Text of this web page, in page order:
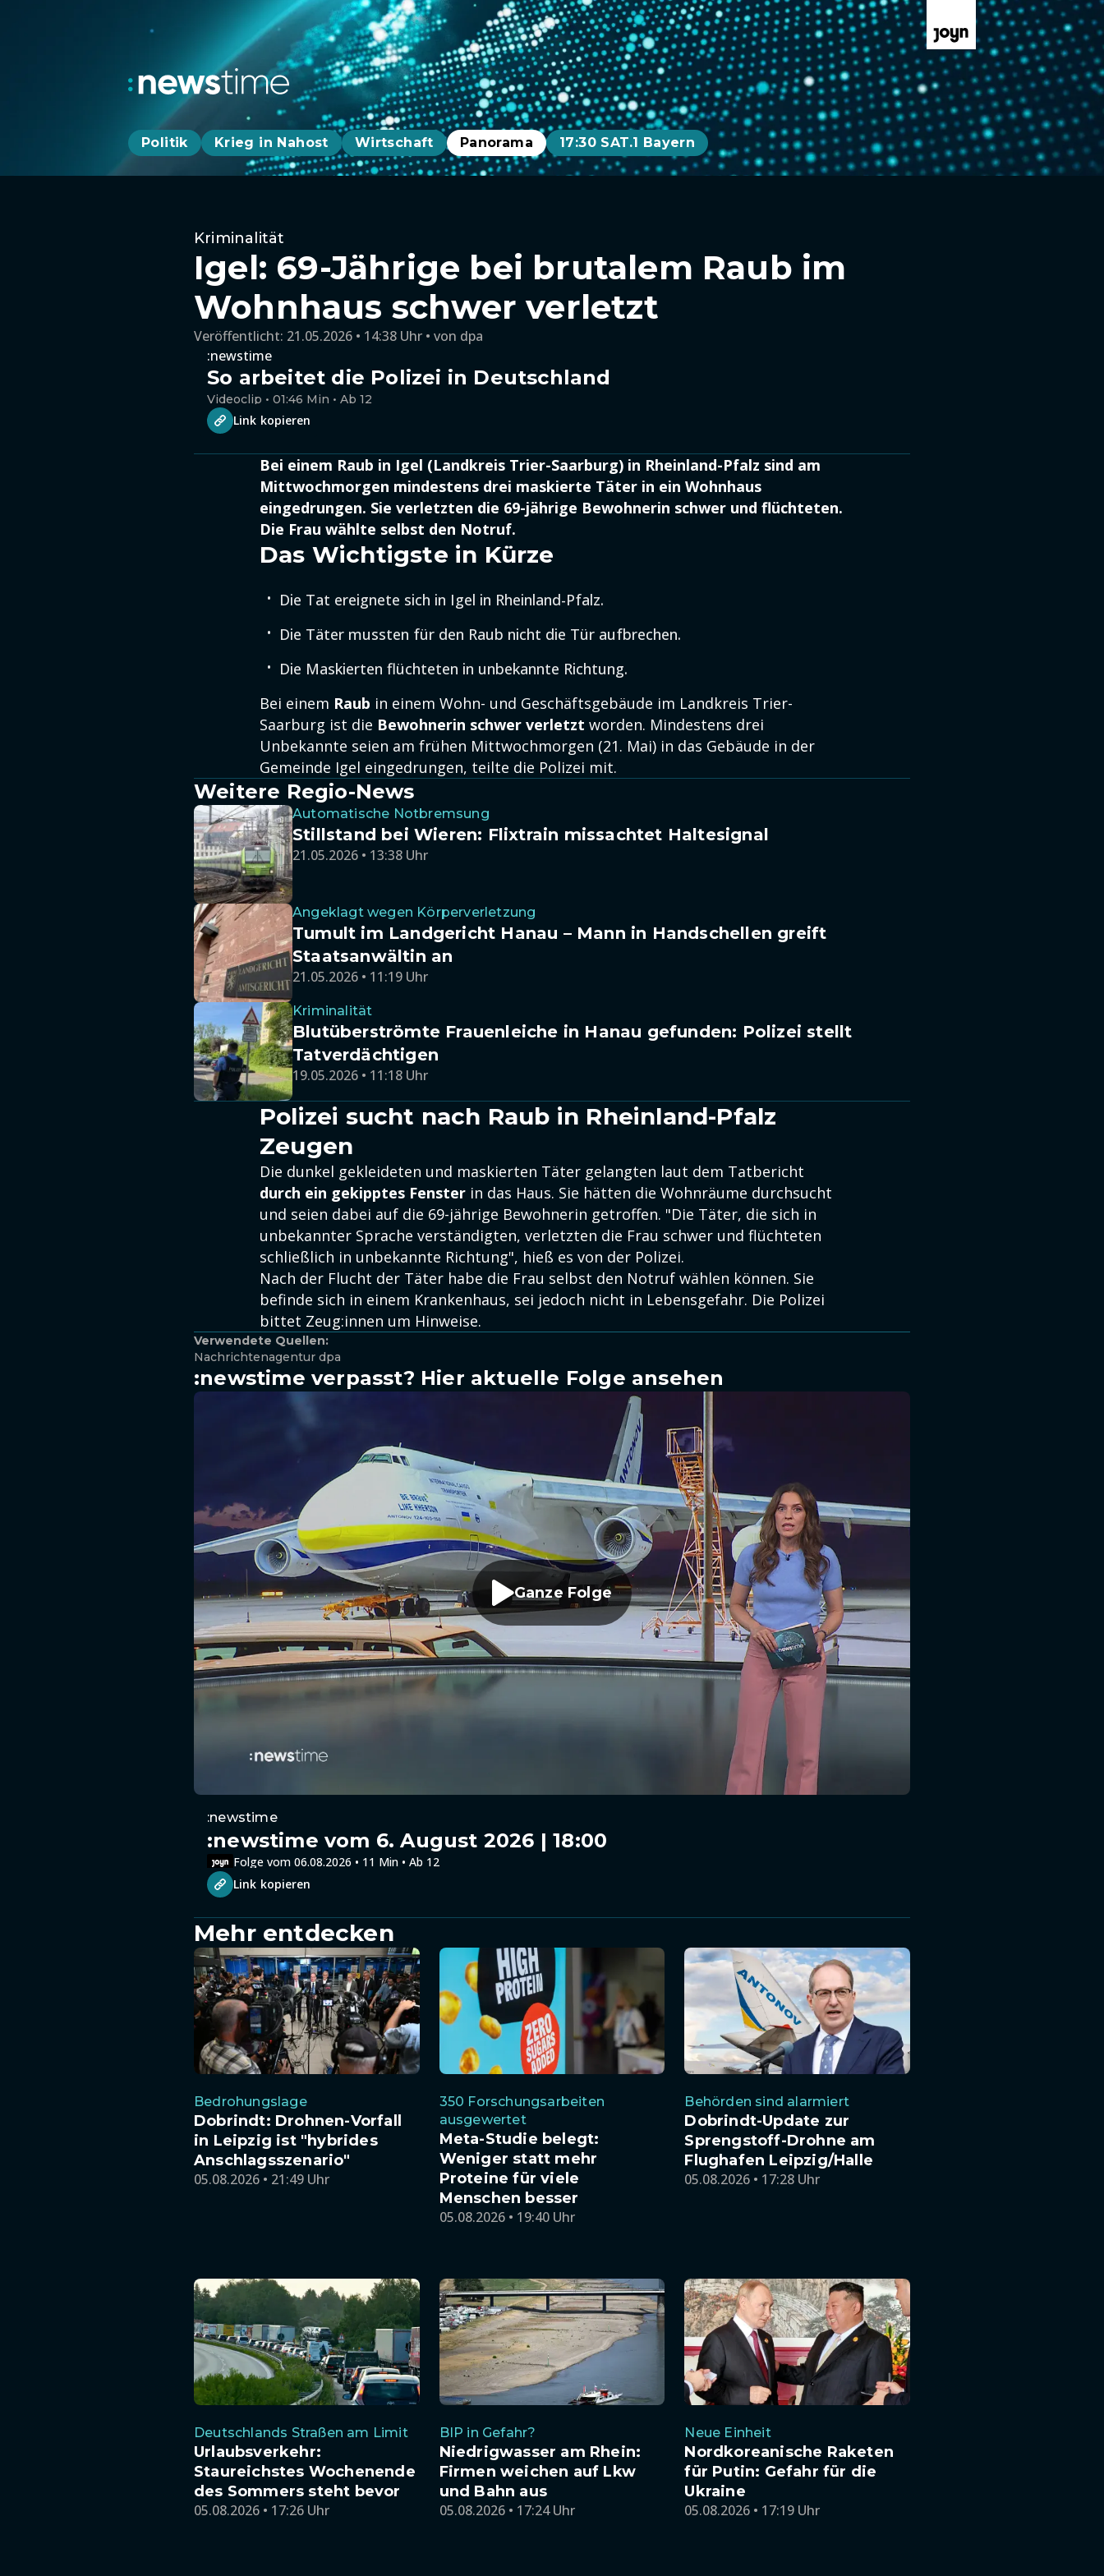
Politik Krieg in Nahost Wirtschaft Panorama 17:30 SAT.1 Bayern
Kriminalität
Igel: 69-Jährige bei brutalem Raub im
Wohnhaus schwer verletzt
Veröffentlicht: 21.05.2026 • 14:38 Uhr von dpa
:newstime
So arbeitet die Polizei in Deutschland
Videoclip • 01:46 Min • Ab 12
Link kopieren
Bei einem Raub in Igel (Landkreis Trier-Saarburg) in Rheinland-Pfalz sind am
Mittwochmorgen mindestens drei maskierte Täter in ein Wohnhaus
eingedrungen. Sie verletzten die 69-jährige Bewohnerin schwer und flüchteten.
Die Frau wählte selbst den Notruf.
Das Wichtigste in Kürze
Die Tat ereignete sich in Igel in Rheinland-Pfalz.
Die Täter mussten für den Raub nicht die Tür aufbrechen.
Die Maskierten flüchteten in unbekannte Richtung.
Bei einem Raub in einem Wohn- und Geschäftsgebäude im Landkreis Trier-
Saarburg ist die Bewohnerin schwer verletzt worden. Mindestens drei
Unbekannte seien am frühen Mittwochmorgen (21. Mai) in das Gebäude in der
Gemeinde Igel eingedrungen, teilte die Polizei mit.
Weitere Regio-News
Automatische Notbremsung
Stillstand bei Wieren: Flixtrain missachtet Haltesignal
21.05.2026 • 13:38 Uhr
Angeklagt wegen Körperverletzung
Tumult im Landgericht Hanau – Mann in Handschellen greift
Staatsanwältin an
21.05.2026 • 11:19 Uhr
Kriminalität
Blutüberströmte Frauenleiche in Hanau gefunden: Polizei stellt
Tatverdächtigen
19.05.2026 • 11:18 Uhr
Polizei sucht nach Raub in Rheinland-Pfalz
Zeugen
Die dunkel gekleideten und maskierten Täter gelangten laut dem Tatbericht
durch ein gekipptes Fenster in das Haus. Sie hätten die Wohnräume durchsucht
und seien dabei auf die 69-jährige Bewohnerin getroffen. "Die Täter, die sich in
unbekannter Sprache verständigten, verletzten die Frau schwer und flüchteten
schließlich in unbekannte Richtung", hieß es von der Polizei.
Nach der Flucht der Täter habe die Frau selbst den Notruf wählen können. Sie
befinde sich in einem Krankenhaus, sei jedoch nicht in Lebensgefahr. Die Polizei
bittet Zeug:innen um Hinweise.
Verwendete Quellen:
Nachrichtenagentur dpa
:newstime verpasst? Hier aktuelle Folge ansehen
Ganze Folge
:newstime
:newstime vom 6. August 2026 | 18:00
Folge vom 06.08.2026 • 11 Min • Ab 12
Link kopieren
Mehr entdecken
Bedrohungslage
Dobrindt: Drohnen-Vorfall
in Leipzig ist "hybrides
Anschlagsszenario"
05.08.2026 • 21:49 Uhr
350 Forschungsarbeiten
ausgewertet
Meta-Studie belegt:
Weniger statt mehr
Proteine für viele
Menschen besser
05.08.2026 • 19:40 Uhr
Behörden sind alarmiert
Dobrindt-Update zur
Sprengstoff-Drohne am
Flughafen Leipzig/Halle
05.08.2026 • 17:28 Uhr
Deutschlands Straßen am Limit
Urlaubsverkehr:
Staureichstes Wochenende
des Sommers steht bevor
05.08.2026 • 17:26 Uhr
BIP in Gefahr?
Niedrigwasser am Rhein:
Firmen weichen auf Lkw
und Bahn aus
05.08.2026 • 17:24 Uhr
Neue Einheit
Nordkoreanische Raketen
für Putin: Gefahr für die
Ukraine
05.08.2026 • 17:19 Uhr